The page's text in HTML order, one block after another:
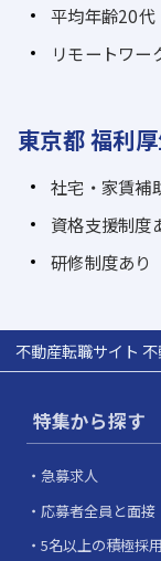
平均年齢20代
リモートワー
東京都 福利
社宅・家賃補
資格支援制度
研修制度あり
不動産転職サイト
特集から探す
急募求人
応募者全員と面接
5名以上の積極採用